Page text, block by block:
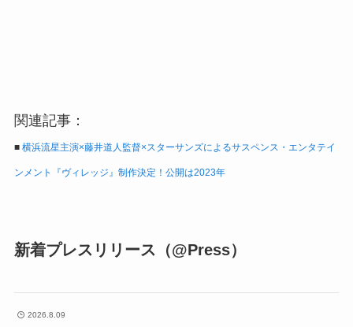
関連記事：
■ 横浜流星主演×藤井道人監督×スターサンズによるサスペンス・エンタテイ
ンメント『ヴィレッジ』制作決定！公開は2023年
新着プレスリリース（@Press）
2026.8.09